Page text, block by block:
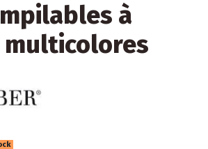
à
multicolores